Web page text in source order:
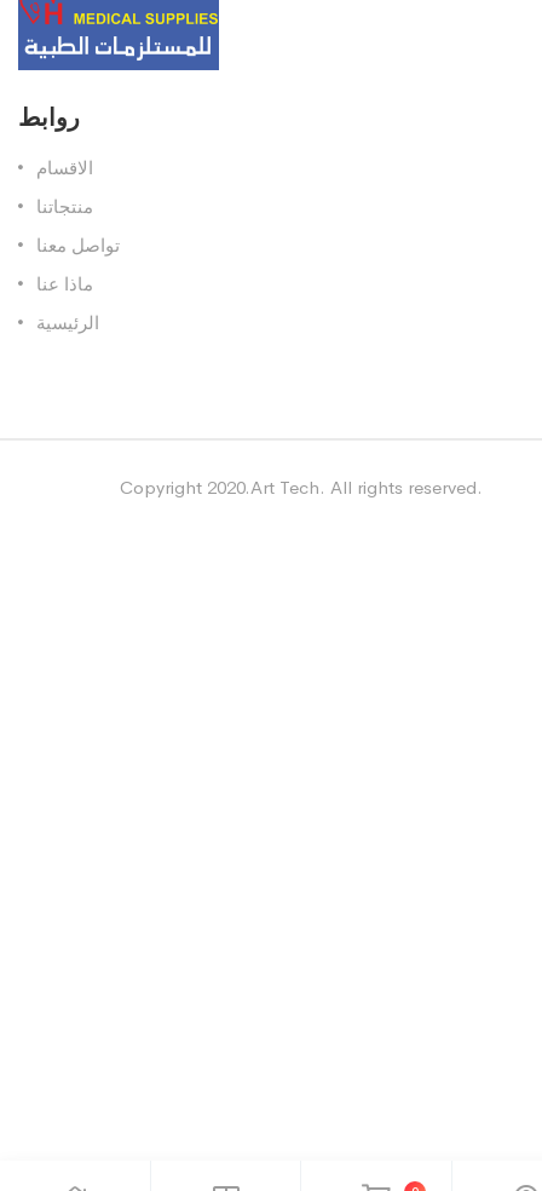
روابط
الاقسام
منتجاتنا
تواصل معنا
ماذا عنا
الرئيسية
Copyright 2020.Art Tech. All rights reserved.